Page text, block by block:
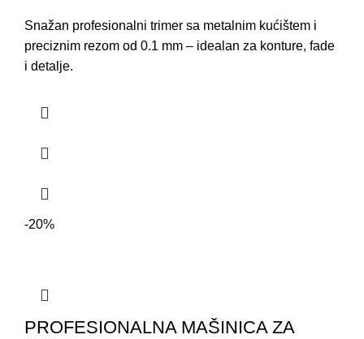
Snažan profesionalni trimer sa metalnim kućištem i
preciznim rezom od 0.1 mm – idealan za konture, fade
i detalje.
-20%
PROFESIONALNA MAŠINICA ZA